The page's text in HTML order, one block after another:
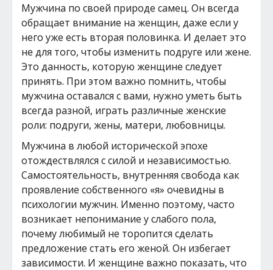
Мужчина по своей природе самец. Он всегда
обращает внимание на женщин, даже если у
него уже есть вторая половинка. И делает это
не для того, чтобы изменить подруге или жене.
Это данность, которую женщине следует
принять. При этом важно помнить, чтобы
мужчина оставался с вами, нужно уметь быть
всегда разной, играть различные женские
роли: подруги, жены, матери, любовницы.
Мужчина в любой исторической эпохе
отождествлялся с силой и независимостью.
Самостоятельность, внутренняя свобода как
проявление собственного «я» очевидны в
психологии мужчин. Именно поэтому, часто
возникает непонимание у слабого пола,
почему любимый не торопится сделать
предложение стать его женой. Он избегает
зависимости. И женщине важно показать, что